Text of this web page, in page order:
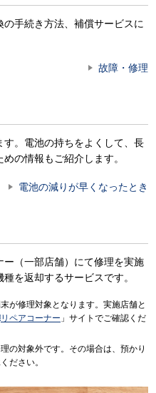
手続き方法、補償サービスに
故障・修理
。電池の持ちをよくして、長
の情報もご紹介します。
電池の減りが早くなったとき
ー（一部店舗）にて修理を実施
を返却するサービスです。
が修理対象となります。実施店舗と
リペアコーナー 」サイトでご確認くだ
の対象外です。その場合は、預かり
ださい。